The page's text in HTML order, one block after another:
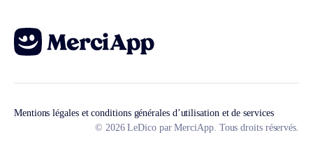
Mentions légales et conditions générales d’utilisation et de services
© 2026 LeDico par MerciApp. Tous droits réservés.